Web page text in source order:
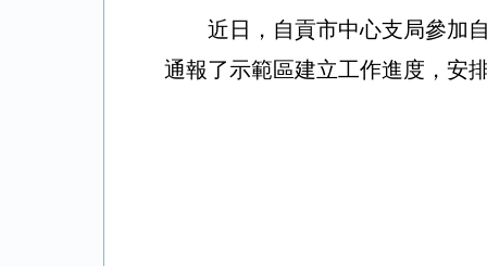
近 日，自貢市中心支局參加
通報了示範區建立工作進度，安